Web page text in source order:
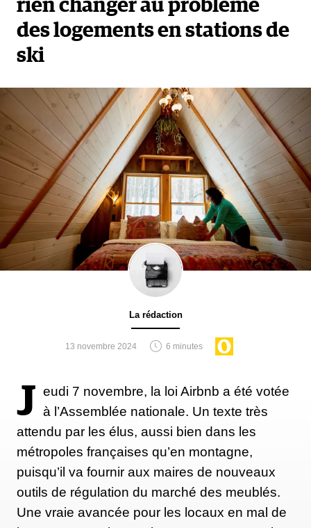
rien changer au problème
des logements en stations de
ski
La rédaction
13 novembre 2024 6 minutes
J eudi 7 novembre, la loi Airbnb a été votée
à l’Assemblée nationale. Un texte très
attendu par les élus, aussi bien dans les
métropoles françaises qu’en montagne,
puisqu’il va fournir aux maires de nouveaux
outils de régulation du marché des meublés.
Une vraie avancée pour les locaux en mal de